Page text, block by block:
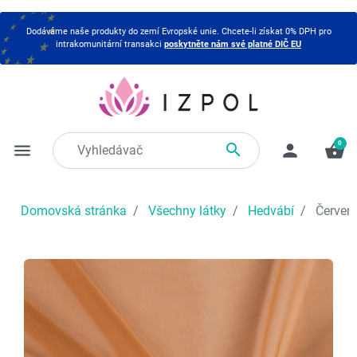
Dodáváme naše produkty do zemí Evropské unie. Chcete-li získat 0% DPH pro
intrakomunitární transakci poskytněte nám své platné DIČ EU
menu  person shopping_basket
0
Domovská stránka Všechny látky Hedvábí